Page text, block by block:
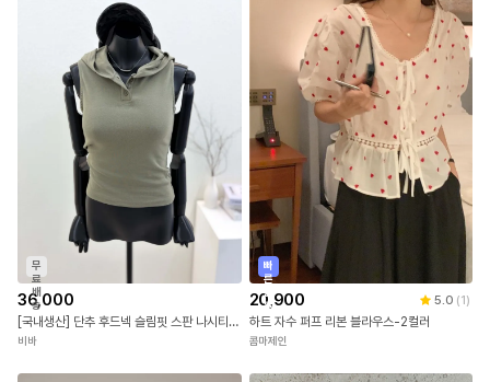
무
료
배
송
36,000
[국내생산] 단추 후드넥 슬림핏 스판 나시티 26SS
비바
빠
른
출
발
20,900 5.0 (1)
하트 자수 퍼프 리본 블라우스-2컬러
콤마제인